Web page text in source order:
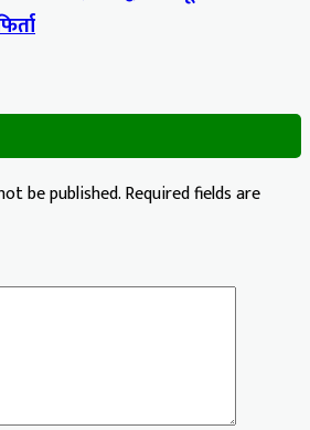
be published.Required fields are